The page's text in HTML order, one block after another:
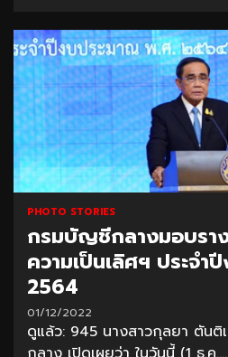
PHOTO STORIES
กรมบัญชีกลางมอบรา
ความเป็นเลิศฯ ประจ
2564
01/12/2022
ดูแล้ว: 945 นางสาวกุลยา ตัน